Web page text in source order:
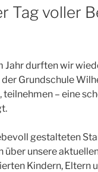
Tag voller
Jahr durften wir
Grundschule
teilnehmen – eine
gestalteten
über unsere
Kindern, Eltern